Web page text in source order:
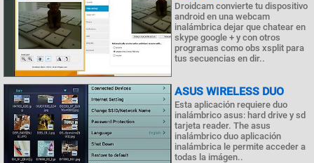
Droidcam convierte tu dispositivo
android en una webcam
inalámbrica dejar que chatear en
skype google + y con otros
programas como obs xsplit para
tus secuencias en dir..
ASUS WIRELESS DUO
Esta aplicación requiere duo
inalámbrico asus: hard drive y sd
tarjeta reader. The asus
inalámbrico duo aplicación
inalámbrica le permite acceder a
todas la imágen..